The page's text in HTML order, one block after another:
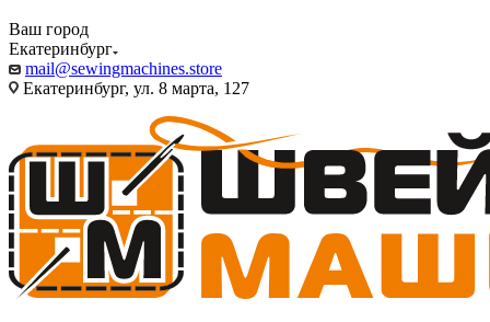
Ваш город
Екатеринбург
mail@sewingmachines.store
Екатеринбург, ул. 8 марта, 127